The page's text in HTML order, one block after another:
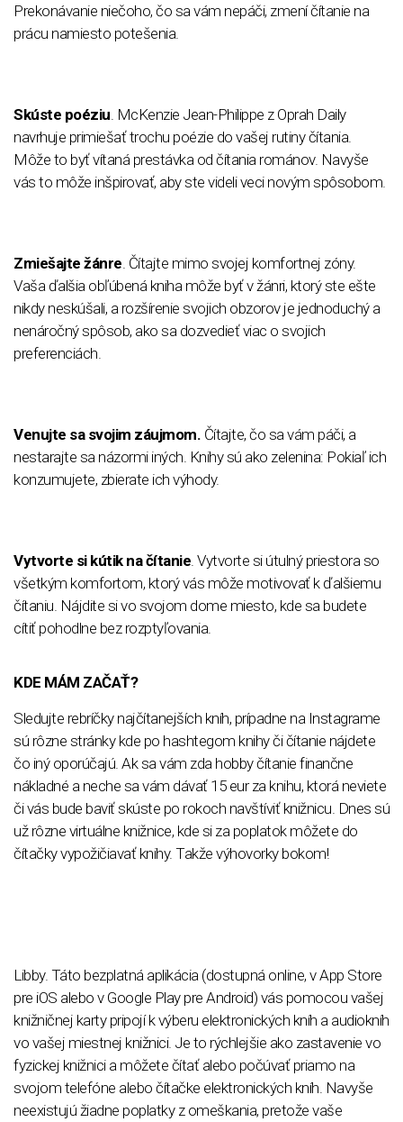
Prekonávanie niečoho, čo sa vám nepáči, zmení čítanie na
prácu namiesto potešenia.
Skúste poéziu . McKenzie Jean-Philippe z Oprah Daily
navrhuje primiešať trochu poézie do vašej rutiny čítania.
Môže to byť vítaná prestávka od čítania románov. Navyše
vás to môže inšpirovať, aby ste videli veci novým spôsobom.
Zmiešajte žánre . Čítajte mimo svojej komfortnej zóny.
Vaša ďalšia obľúbená kniha môže byť v žánri, ktorý ste ešte
nikdy neskúšali, a rozšírenie svojich obzorov je jednoduchý a
nenáročný spôsob, ako sa dozvedieť viac o svojich
preferenciách.
Venujte sa svojim záujmom. Čítajte, čo sa vám páči, a
nestarajte sa názormi iných. Knihy sú ako zelenina: Pokiaľ ich
konzumujete, zbierate ich výhody.
Vytvorte si kútik na čítanie . Vytvorte si útulný priestora so
všetkým komfortom, ktorý vás môže motivovať k ďalšiemu
čítaniu. Nájdite si vo svojom dome miesto, kde sa budete
cítiť pohodlne bez rozptyľovania.
KDE MÁM ZAČAŤ?
Sledujte rebríčky najčítanejších kníh, prípadne na Instagrame
sú rôzne stránky kde po hashtegom knihy či čítanie nájdete
čo iný oporúčajú. Ak sa vám zda hobby čítanie finančne
nákladné a neche sa vám dávať 15 eur za knihu, ktorá neviete
či vás bude baviť skúste po rokoch navštíviť knižnicu. Dnes sú
už rôzne virtuálne knižnice, kde si za poplatok môžete do
čítačky vypožičiavať knihy. Takže výhovorky bokom!
Libby. Táto bezplatná aplikácia (dostupná online, v App Store
pre iOS alebo v Google Play pre Android) vás pomocou vašej
knižničnej karty pripojí k výberu elektronických kníh a audiokníh
vo vašej miestnej knižnici. Je to rýchlejšie ako zastavenie vo
fyzickej knižnici a môžete čítať alebo počúvať priamo na
svojom telefóne alebo čítačke elektronických kníh. Navyše
neexistujú žiadne poplatky z omeškania, pretože vaše